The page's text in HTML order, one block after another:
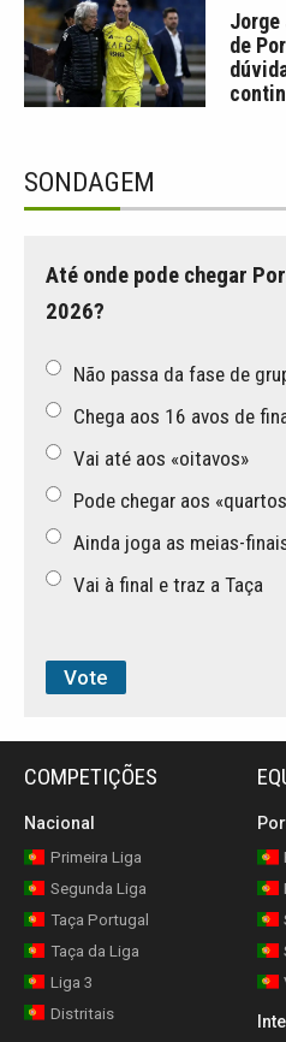
Jorge
de
SONDAGEM
Até onde pode chegar
2026?
Não passa da fase de
Chega aos 16 avos de
Vai até aos «oitavos»
Pode chegar aos
Ainda joga as meias-
Vai à final e traz a Taça
COMPETIÇÕES
Nacional
Primeira Liga
Segunda Liga
Taça Portugal
Taça da Liga
Liga 3
Distritais